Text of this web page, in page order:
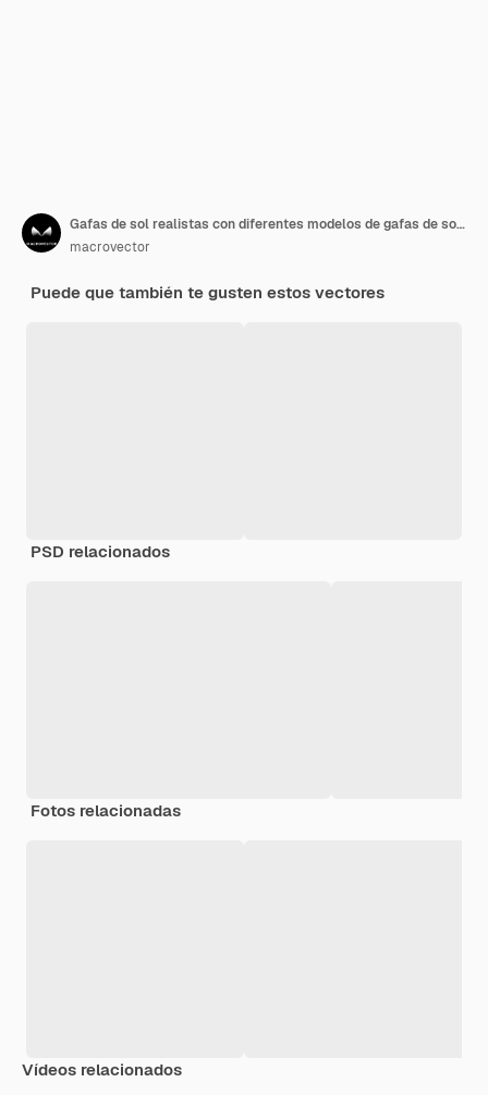
Gafas de sol realistas con diferentes modelos de gafas de sol con monturas de metal y plástico con sombras
macrovector
Puede que también te gusten estos vectores
PSD relacionados
Fotos relacionadas
Vídeos relacionados